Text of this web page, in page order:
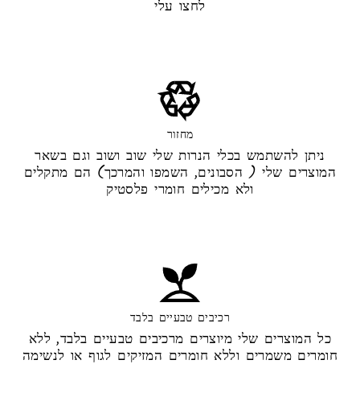
לחצו עלי
מחזור
ניתן להשתמש בכלי הנרות שלי שוב ושוב וגם בשאר
המוצרים שלי ( הסבונים, השמפו והמרכך) הם מתקלים
ולא מכילים חומרי פלסטיק
רכיבים טבעיים בלבד
כל המוצרים שלי מיוצרים מרכיבים טבעיים בלבד, ללא
חומרים משמרים וללא חומרים המזיקים לגוף או לנשימה